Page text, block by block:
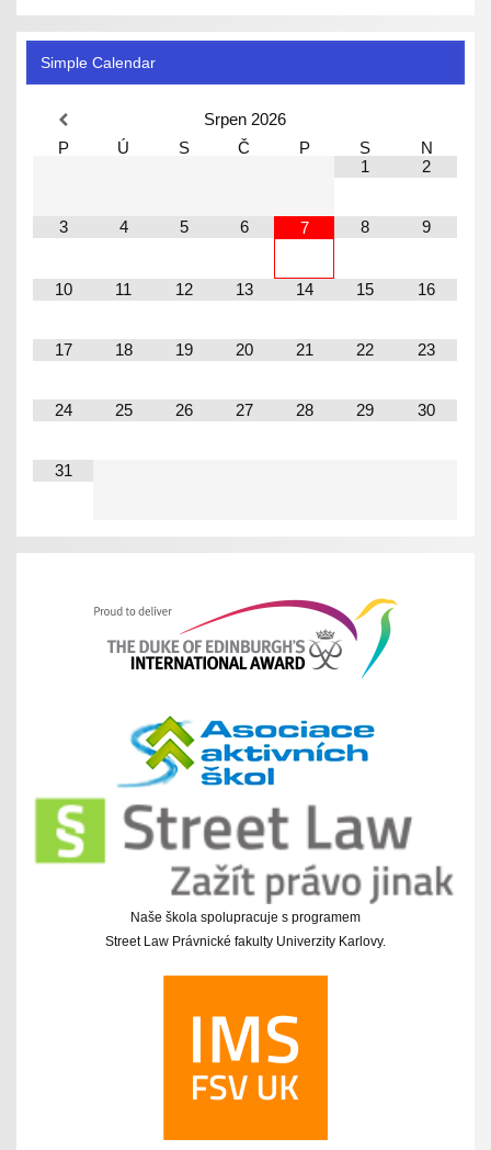
Simple Calendar
Srpen 2026
P
Ú S Č P S
N
1
2
3 4 5 6 7 8 9
10 11 12 13 14 15 16
17 18 19 20 21 22 23
24 25 26 27 28 29 30
31
Naše škola spolupracuje s programem
Street Law Právnické fakulty Univerzity Karlovy.